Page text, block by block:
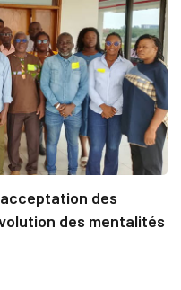
des
des mentalités